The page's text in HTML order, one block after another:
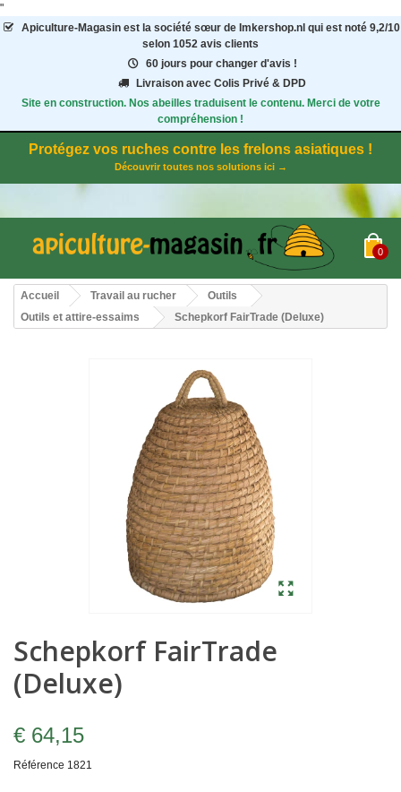
"
Apiculture-Magasinest la société sœur de Imkershop.nl qui est noté 9,2/10
selon 1052 avis clients
60 jours pour changer d'avis !
Livraison avec Colis Privé & DPD
Site en construction. Nos abeilles traduisent le contenu. Merci de votre
compréhension !
Protégez vos ruches contre les frelons asiatiques !
Découvrir toutes nos solutions ici →
0
Accueil Travail au rucher
Outils
Outils et attire-essaims
Schepkorf FairTrade (Deluxe)
Schepkorf FairTrade
(Deluxe)
€ 64,15
Référence 1821